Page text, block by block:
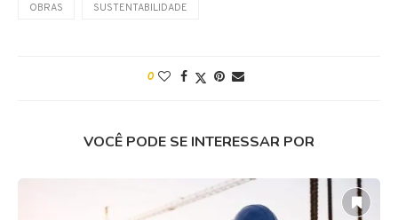
OBRAS SUSTENTABILIDADE
0
VOCÊ PODE SE INTERESSAR POR